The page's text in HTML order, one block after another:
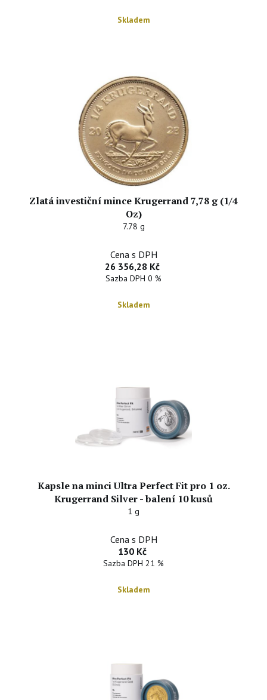
Skladem
Zlatá investiční mince Krugerrand 7,78 g (1/4
Oz)
7.78 g
Cena s DPH
26 356,28 Kč
Sazba DPH 0 %
Skladem
Kapsle na minci Ultra Perfect Fit pro 1 oz.
Krugerrand Silver - balení 10 kusů
1 g
Cena s DPH
130 Kč
Sazba DPH 21 %
Skladem